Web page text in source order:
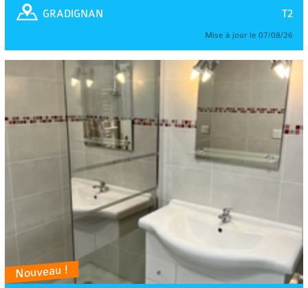
T2
GRADIGNAN
Mise à jour le 07/08/26
Nouveau !